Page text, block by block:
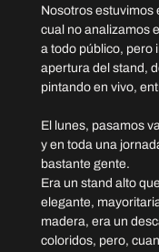
Nosotros estuvimos
cual no analizamos
a todo público, pero
apertura del stand,
pintando en vivo,
El lunes, pasamos
y en toda una
bastante gente.
Era un stand alto
elegante,
madera, era un
coloridos, pero,